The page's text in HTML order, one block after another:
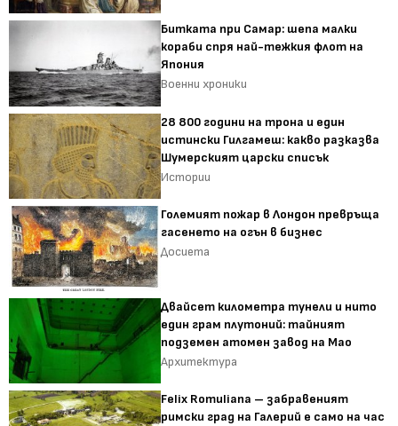
Битката при Самар: шепа малки
кораби спря най-тежкия флот на
Япония
Военни хроники
28 800 години на трона и един
истински Гилгамеш: какво разказва
Шумерският царски списък
Истории
Големият пожар в Лондон превръща
гасенето на огън в бизнес
Досиета
Двайсет километра тунели и нито
един грам плутоний: тайният
подземен атомен завод на Мао
Архитектура
Felix Romuliana – забравеният
римски град на Галерий е само на час